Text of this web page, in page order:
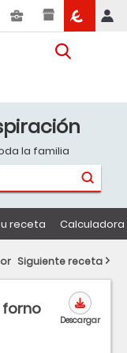
la familia
receta
forno
Descargar
Siguiente receta